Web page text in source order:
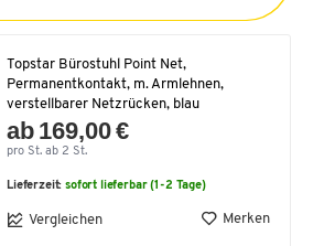
Topstar Bürostuhl Point Net,
Permanentkontakt, m. Armlehnen,
verstellbarer Netzrücken, blau
ab 169,00 €
pro St. ab 2 St.
Lieferzeit:sofort lieferbar (1-2 Tage)
Vergleichen Merken